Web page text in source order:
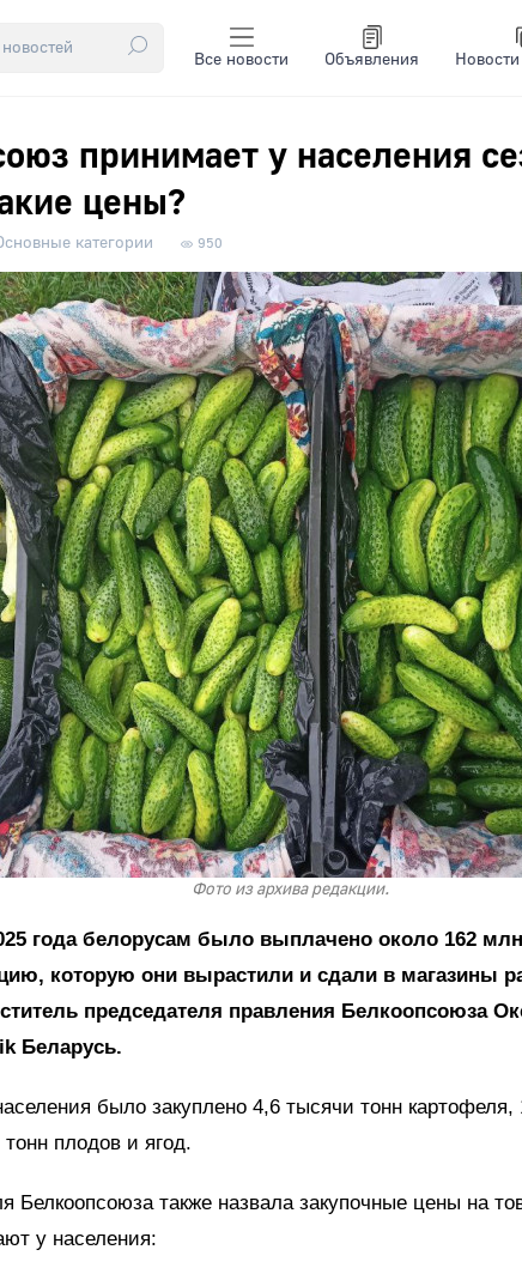
Все новости Объявления
принимает у населения
цены?
категории 950
Фото из архива редакции.
года белорусам было выплачено около 162
которую они вырастили и сдали в магазины
председателя правления Белкоопсоюза
Беларусь.
было закуплено 4,6 тысячи тонн
плодов и ягод.
Белкоопсоюза также назвала закупочные цены на
у населения: